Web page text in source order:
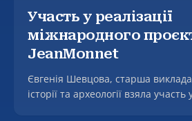
Участь у реалізації
міжнародного
JeanMonnet
Євгенія Шевцова, старша
історії та археології взяла участь